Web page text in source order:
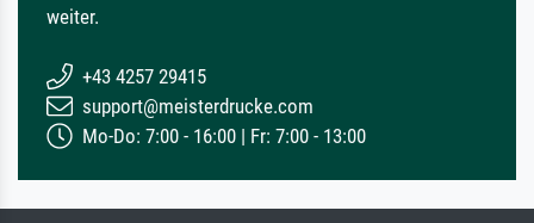
weiter.
+43 4257 29415
support@meisterdrucke.com
Mo-Do: 7:00 - 16:00 | Fr: 7:00 - 13:00